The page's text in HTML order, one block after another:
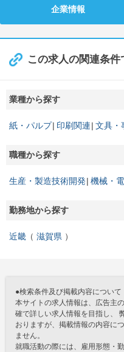
企業情報
この求人の関連条件
業種から探す
紙・パルプ 印刷関連 文具・
職種から探す
生産・製造技術開発 機械・
勤務地から探す
近畿 滋賀県
●検索条件及び掲載内容について
本サイトの求人情報は、広告主
確で詳しい求人情報を目指し、
おりますが、掲載情報の内容に
ません。
就職活動の際には、雇用形態・